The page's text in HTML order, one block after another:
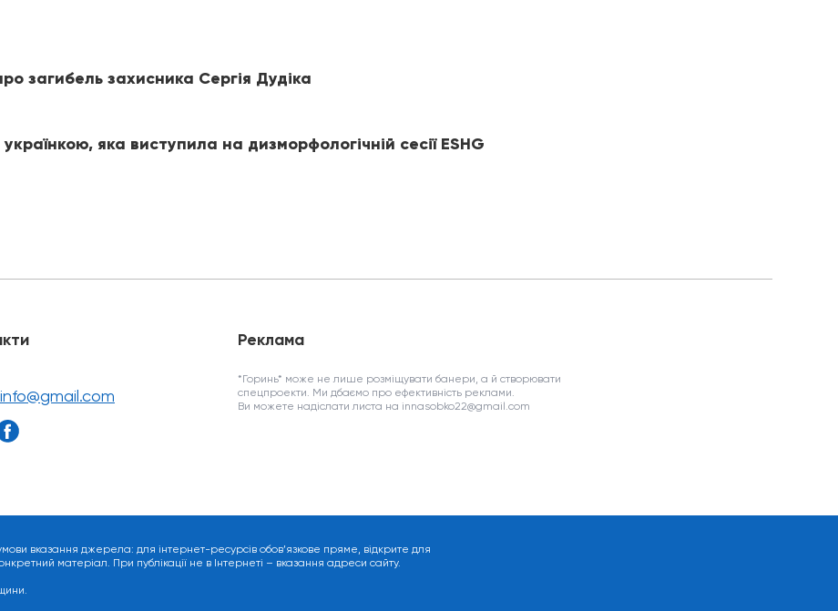
загибель захисника Сергія Дудіка
яка виступила на дизморфологічній сесії ESHG
Реклама
*Горинь* може не лише розміщувати банери, а й створювати
спецпроекти. Ми дбаємо про ефективність реклами.
Ви можете надіслати листа на innasobko22@gmail.com
вказання джерела: для інтернет-ресурсів обов’язкове пряме, відкрите для
матеріал. При публікації не в Інтернеті – вказання адреси сайту.